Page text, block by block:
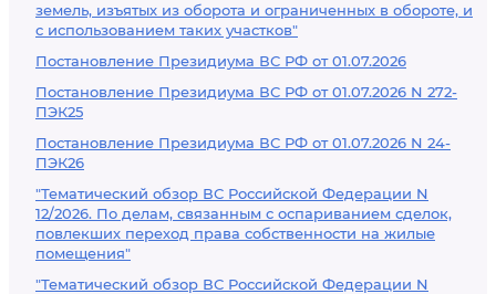
земель, изъятых из оборота и ограниченных в обороте, и
с использованием таких участков"
Постановление Президиума ВС РФ от 01.07.2026
Постановление Президиума ВС РФ от 01.07.2026 N 272-
ПЭК25
Постановление Президиума ВС РФ от 01.07.2026 N 24-
ПЭК26
"Тематический обзор ВС Российской Федерации N
12/2026. По делам, связанным с оспариванием сделок,
повлекших переход права собственности на жилые
помещения"
"Тематический обзор ВС Российской Федерации N